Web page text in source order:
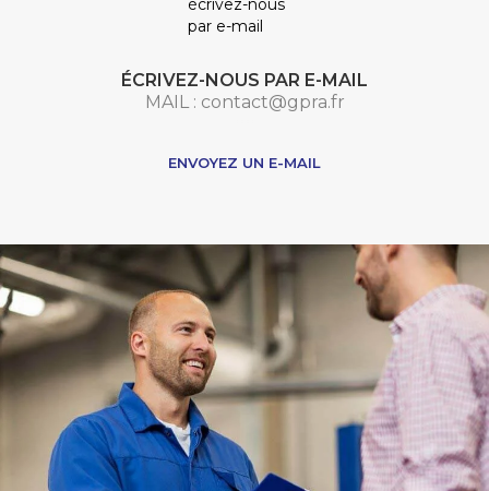
ÉCRIVEZ-NOUS PAR E-MAIL
MAIL : contact@gpra.fr
ENVOYEZ UN E-MAIL